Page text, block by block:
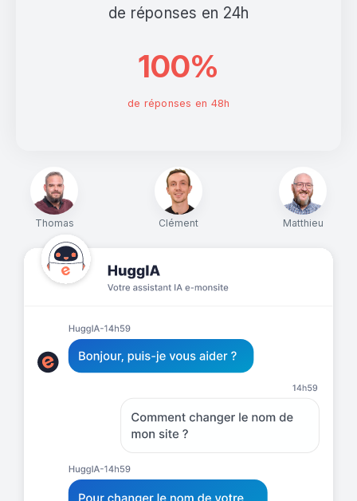
Thomas Clément Matthieu
de réponses en 24h
100%
de réponses en 48h